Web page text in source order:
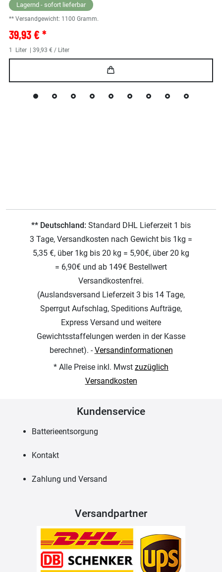
Lagernd - sofort lieferbar
** Versandgewicht: 1100 Gramm.
39,93 € *
1 Liter | 39,93 € / Liter
** Deutschland: Standard DHL Lieferzeit 1 bis
3 Tage, Versandkosten nach Gewicht bis 1kg =
5,35 €, über 1kg bis 20 kg = 5,90€, über 20 kg
= 6,90€ und ab 149€ Bestellwert
Versandkostenfrei.
(Auslandsversand Lieferzeit 3 bis 14 Tage,
Sperrgut Aufschlag, Speditions Aufträge,
Express Versand und weitere
Gewichtsstaffelungen werden in der Kasse
berechnet). -Versandinformationen
* Alle Preise inkl. Mwst zuzüglich
Versandkosten
Kundenservice
Batterieentsorgung
Kontakt
Zahlung und Versand
Versandpartner